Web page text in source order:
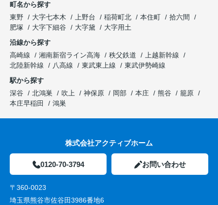
町名から探す
東野
大字七本木 上野台 稲荷町北 本住町
拾六間
肥塚
大字下細谷 大字黛
大字用土
沿線から探す
高崎線
湘南新宿ライン高海 秩父鉄道
上越新幹線
北陸新幹線
八高線 東武東上線
東武伊勢崎線
駅から探す
深谷
北鴻巣 吹上 神保原 岡部 本庄 熊谷
籠原
本庄早稲田
鴻巣
株式会社アクティブホーム
0120-70-3794 お問い合わせ
〒360-0023
埼玉県熊谷市佐谷田3986番地6